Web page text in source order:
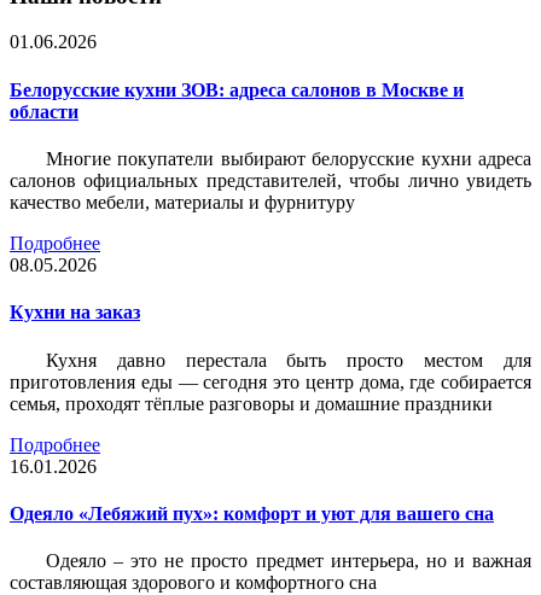
01.06.2026
Белорусские кухни ЗОВ: адреса салонов в Москве и
области
Многие покупатели выбирают белорусские кухни адреса
салонов официальных представителей, чтобы лично увидеть
качество мебели, материалы и фурнитуру
Подробнее
08.05.2026
Кухни на заказ
Кухня давно перестала быть просто местом для
приготовления еды — сегодня это центр дома, где собирается
семья, проходят тёплые разговоры и домашние праздники
Подробнее
16.01.2026
Одеяло «Лебяжий пух»: комфорт и уют для вашего сна
Одеяло – это не просто предмет интерьера, но и важная
составляющая здорового и комфортного сна